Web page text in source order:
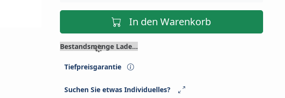
In den Warenkorb
Bestandsmenge Lade...
Tiefpreisgarantie
Suchen Sie etwas Individuelles?